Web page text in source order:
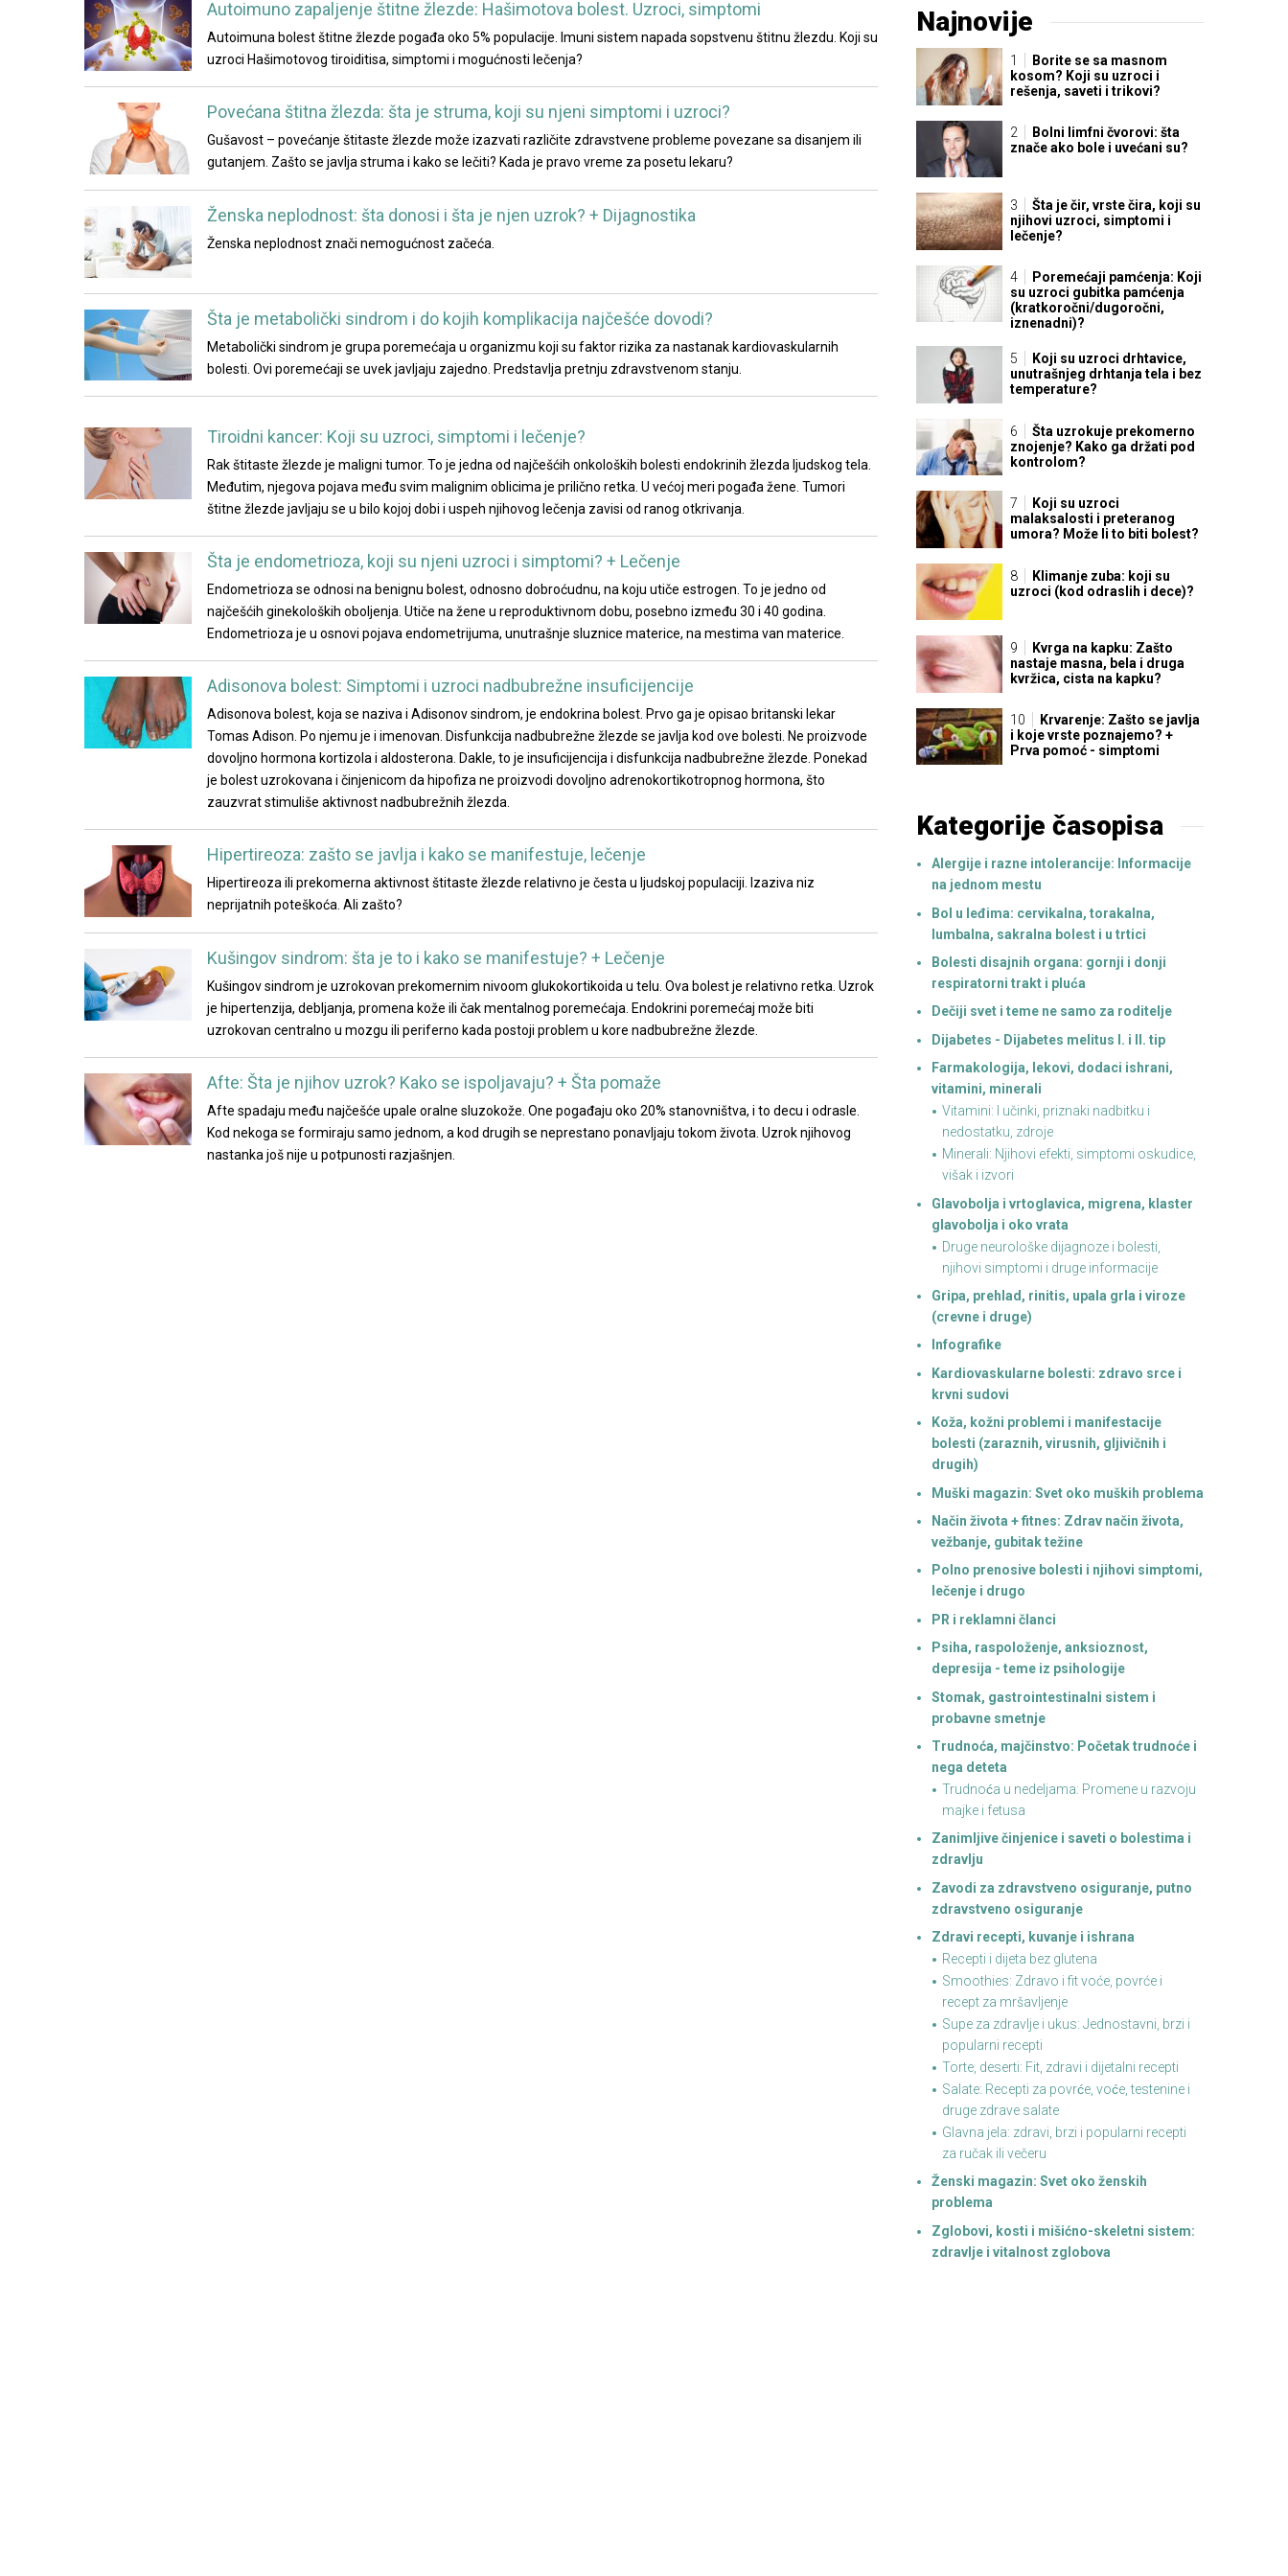
Autoimuno zapaljenje štitne žlezde: Hašimotova bolest. Uzroci, simptomi
Autoimuna bolest štitne žlezde pogađa oko 5% populacije. Imuni sistem napada sopstvenu štitnu žlezdu. Koji su
uzroci Hašimotovog tiroiditisa, simptomi i mogućnosti lečenja?
Povećana štitna žlezda: šta je struma, koji su njeni simptomi i uzroci?
Gušavost – povećanje štitaste žlezde može izazvati različite zdravstvene probleme povezane sa disanjem ili
gutanjem. Zašto se javlja struma i kako se lečiti? Kada je pravo vreme za posetu lekaru?
Ženska neplodnost: šta donosi i šta je njen uzrok? + Dijagnostika
Ženska neplodnost znači nemogućnost začeća.
Šta je metabolički sindrom i do kojih komplikacija najčešće dovodi?
Metabolički sindrom je grupa poremećaja u organizmu koji su faktor rizika za nastanak kardiovaskularnih
bolesti. Ovi poremećaji se uvek javljaju zajedno. Predstavlja pretnju zdravstvenom stanju.
Tiroidni kancer: Koji su uzroci, simptomi i lečenje?
Rak štitaste žlezde je maligni tumor. To je jedna od najčešćih onkoloških bolesti endokrinih žlezda ljudskog tela.
Međutim, njegova pojava među svim malignim oblicima je prilično retka. U većoj meri pogađa žene. Tumori
štitne žlezde javljaju se u bilo kojoj dobi i uspeh njihovog lečenja zavisi od ranog otkrivanja.
Šta je endometrioza, koji su njeni uzroci i simptomi? + Lečenje
Endometrioza se odnosi na benignu bolest, odnosno dobroćudnu, na koju utiče estrogen. To je jedno od
najčešćih ginekoloških oboljenja. Utiče na žene u reproduktivnom dobu, posebno između 30 i 40 godina.
Endometrioza je u osnovi pojava endometrijuma, unutrašnje sluznice materice, na mestima van materice.
Adisonova bolest: Simptomi i uzroci nadbubrežne insuficijencije
Adisonova bolest, koja se naziva i Adisonov sindrom, je endokrina bolest. Prvo ga je opisao britanski lekar
Tomas Adison. Po njemu je i imenovan. Disfunkcija nadbubrežne žlezde se javlja kod ove bolesti. Ne proizvode
dovoljno hormona kortizola i aldosterona. Dakle, to je insuficijencija i disfunkcija nadbubrežne žlezde. Ponekad
je bolest uzrokovana i činjenicom da hipofiza ne proizvodi dovoljno adrenokortikotropnog hormona, što
zauzvrat stimuliše aktivnost nadbubrežnih žlezda.
Hipertireoza: zašto se javlja i kako se manifestuje, lečenje
Hipertireoza ili prekomerna aktivnost štitaste žlezde relativno je česta u ljudskoj populaciji. Izaziva niz
neprijatnih poteškoća. Ali zašto?
Kušingov sindrom: šta je to i kako se manifestuje? + Lečenje
Kušingov sindrom je uzrokovan prekomernim nivoom glukokortikoida u telu. Ova bolest je relativno retka. Uzrok
je hipertenzija, debljanja, promena kože ili čak mentalnog poremećaja. Endokrini poremećaj može biti
uzrokovan centralno u mozgu ili periferno kada postoji problem u kore nadbubrežne žlezde.
Afte: Šta je njihov uzrok? Kako se ispoljavaju? + Šta pomaže
Afte spadaju među najčešće upale oralne sluzokože. One pogađaju oko 20% stanovništva, i to decu i odrasle.
Kod nekoga se formiraju samo jednom, a kod drugih se neprestano ponavljaju tokom života. Uzrok njihovog
nastanka još nije u potpunosti razjašnjen.
Najnovije
Borite se sa masnom
kosom? Koji su uzroci i
rešenja, saveti i trikovi?
Bolni limfni čvorovi: šta
znače ako bole i uvećani su?
Šta je čir, vrste čira, koji su
njihovi uzroci, simptomi i
lečenje?
Poremećaji pamćenja: Koji
su uzroci gubitka pamćenja
(kratkoročni/dugoročni,
iznenadni)?
Koji su uzroci drhtavice,
unutrašnjeg drhtanja tela i bez
temperature?
Šta uzrokuje prekomerno
znojenje? Kako ga držati pod
kontrolom?
Koji su uzroci
malaksalosti i preteranog
umora? Može li to biti bolest?
Klimanje zuba: koji su
uzroci (kod odraslih i dece)?
Kvrga na kapku: Zašto
nastaje masna, bela i druga
kvržica, cista na kapku?
Krvarenje: Zašto se javlja
i koje vrste poznajemo? +
Prva pomoć - simptomi
Kategorije časopisa
Alergije i razne intolerancije: Informacije
na jednom mestu
Bol u leđima: cervikalna, torakalna,
lumbalna, sakralna bolest i u trtici
Bolesti disajnih organa: gornji i donji
respiratorni trakt i pluća
Dečiji svet i teme ne samo za roditelje
Dijabetes - Dijabetes melitus I. i II. tip
Farmakologija, lekovi, dodaci ishrani,
vitamini, minerali
Vitamini: I učinki, priznaki nadbitku i
nedostatku, zdroje
Minerali: Njihovi efekti, simptomi oskudice,
višak i izvori
Glavobolja i vrtoglavica, migrena, klaster
glavobolja i oko vrata
Druge neurološke dijagnoze i bolesti,
njihovi simptomi i druge informacije
Gripa, prehlad, rinitis, upala grla i viroze
(crevne i druge)
Infografike
Kardiovaskularne bolesti: zdravo srce i
krvni sudovi
Koža, kožni problemi i manifestacije
bolesti (zaraznih, virusnih, gljivičnih i
drugih)
Muški magazin: Svet oko muških problema
Način života + fitnes: Zdrav način života,
vežbanje, gubitak težine
Polno prenosive bolesti i njihovi simptomi,
lečenje i drugo
PR i reklamni članci
Psiha, raspoloženje, anksioznost,
depresija - teme iz psihologije
Stomak, gastrointestinalni sistem i
probavne smetnje
Trudnoća, majčinstvo: Početak trudnoće i
nega deteta
Trudnoća u nedeljama: Promene u razvoju
majke i fetusa
Zanimljive činjenice i saveti o bolestima i
zdravlju
Zavodi za zdravstveno osiguranje, putno
zdravstveno osiguranje
Zdravi recepti, kuvanje i ishrana
Recepti i dijeta bez glutena
Smoothies: Zdravo i fit voće, povrće i
recept za mršavljenje
Supe za zdravlje i ukus: Jednostavni, brzi i
popularni recepti
Torte, deserti: Fit, zdravi i dijetalni recepti
Salate: Recepti za povrće, voće, testenine i
druge zdrave salate
Glavna jela: zdravi, brzi i popularni recepti
za ručak ili večeru
Ženski magazin: Svet oko ženskih
problema
Zglobovi, kosti i mišićno-skeletni sistem:
zdravlje i vitalnost zglobova